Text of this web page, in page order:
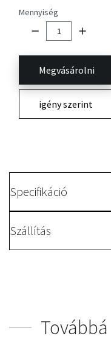
Mennyiség
Megvásárolni
igény szerint
Specifikáció
Szállítás